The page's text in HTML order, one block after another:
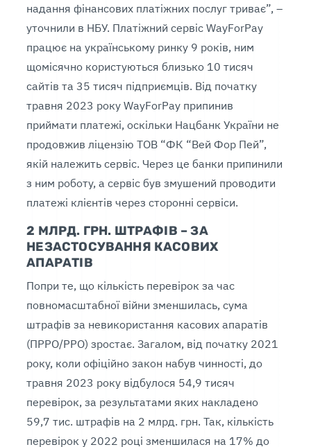
надання фінансових платіжних послуг триває”, –
уточнили в НБУ. Платіжний сервіс WayForPay
працює на українському ринку 9 років, ним
щомісячно користуються близько 10 тисяч
сайтів та 35 тисяч підприємців. Від початку
травня 2023 року WayForPay припинив
приймати платежі, оскільки Нацбанк України не
продовжив ліцензію ТОВ “ФК “Вей Фор Пей”,
якій належить сервіс. Через це банки припинили
з ним роботу, а сервіс був змушений проводити
платежі клієнтів через сторонні сервіси.
2 МЛРД. ГРН. ШТРАФІВ – ЗА
НЕЗАСТОСУВАННЯ КАСОВИХ
АПАРАТІВ
Попри те, що кількість перевірок за час
повномасштабної війни зменшилась, сума
штрафів за невикористання касових апаратів
(ПРРО/РРО) зростає. Загалом, від початку 2021
року, коли офіційно закон набув чинності, до
травня 2023 року відбулося 54,9 тисяч
перевірок, за результатами яких накладено
59,7 тис. штрафів на 2 млрд. грн. Так, кількість
перевірок у 2022 році зменшилася на 17% до